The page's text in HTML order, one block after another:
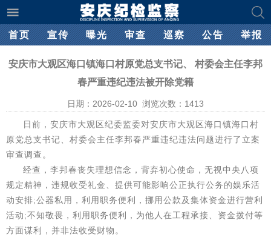
首页 宣传 曝光 审查 巡察 公告 举报
安庆市大观区海口镇海口村原党总支书记、 村委会主任李邦
春严重违纪违法被开除党籍
日期：2026-02-10 浏览次数： 1413
日前，安庆市大观区纪委监委对安庆市大观区海口镇海口村
原党总支书记、村委会主任李邦春严重违纪违法问题进行了立案
审查调查。
经查，李邦春丧失理想信念，背弃初心使命，无视中央八项
规定精神，违规收受礼金、提供可能影响公正执行公务的娱乐活
动安排;公器私用，利用职务便利，挪用公款及集体资金进行营利
活动;不知敬畏，利用职务便利，为他人在工程承接、资金拨付等
方面谋利，并非法收受财物。